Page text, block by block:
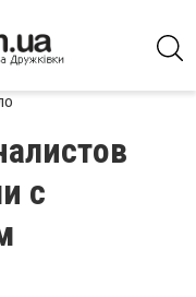
с